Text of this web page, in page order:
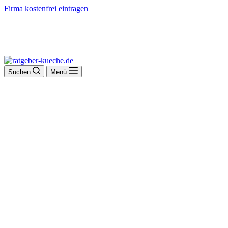
Firma kostenfrei eintragen
Suchen Menü